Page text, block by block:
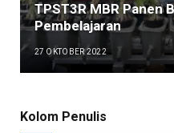
TPST3R MBR Panen
Pembelajaran
27 OKTOBER 2022
Kolom Penulis